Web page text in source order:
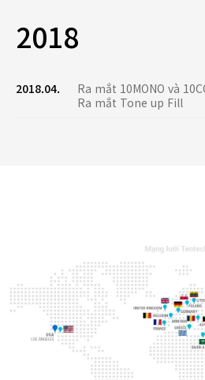
2018
2018.04.
Ra mắt 10MONO và
Ra mắt Tone up Fill